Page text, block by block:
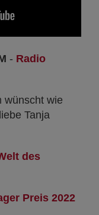
- Radio
wünscht wie
Tanja
des
Preis 2022